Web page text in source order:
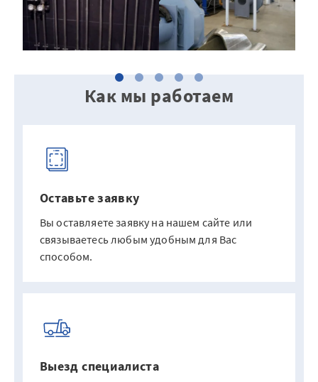
Как мы работаем
Оставьте заявку
Вы оставляете заявку на нашем сайте или
связываетесь любым удобным для Вас
способом.
Выезд специалиста